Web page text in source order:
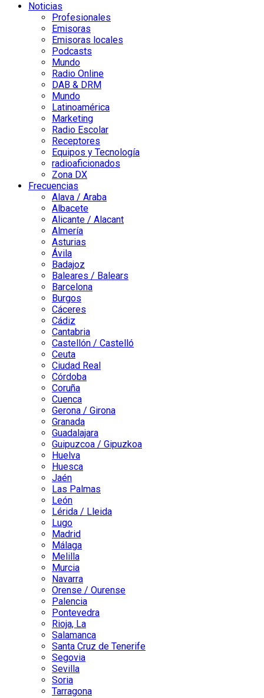
Noticias
Profesionales
Emisoras
Emisoras locales
Podcasts
Mundo
Radio Online
DAB & DRM
Mundo
Latinoamérica
Marketing
Radio Escolar
Receptores
Equipos y Tecnología
radioaficionados
Zona DX
Frecuencias
Alava / Araba
Albacete
Alicante / Alacant
Almería
Asturias
Ávila
Badajoz
Baleares / Balears
Barcelona
Burgos
Cáceres
Cádiz
Cantabria
Castellón / Castelló
Ceuta
Ciudad Real
Córdoba
Coruña
Cuenca
Gerona / Girona
Granada
Guadalajara
Guipuzcoa / Gipuzkoa
Huelva
Huesca
Jaén
Las Palmas
León
Lérida / Lleida
Lugo
Madrid
Málaga
Melilla
Murcia
Navarra
Orense / Ourense
Palencia
Pontevedra
Rioja, La
Salamanca
Santa Cruz de Tenerife
Segovia
Sevilla
Soria
Tarragona